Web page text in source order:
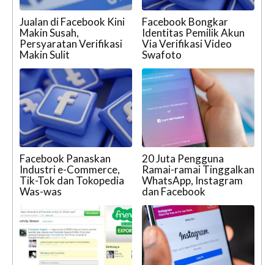
Jualan di Facebook Kini
Makin Susah,
Persyaratan Verifikasi
Makin Sulit
Facebook Bongkar
Identitas Pemilik Akun
Via Verifikasi Video
Swafoto
Facebook Panaskan
Industri e-Commerce,
Tik-Tok dan Tokopedia
Was-was
20 Juta Pengguna
Ramai-ramai Tinggalkan
WhatsApp, Instagram
dan Facebook